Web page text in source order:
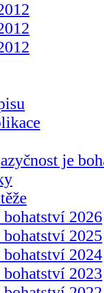
je
2026
2025
2024
2023